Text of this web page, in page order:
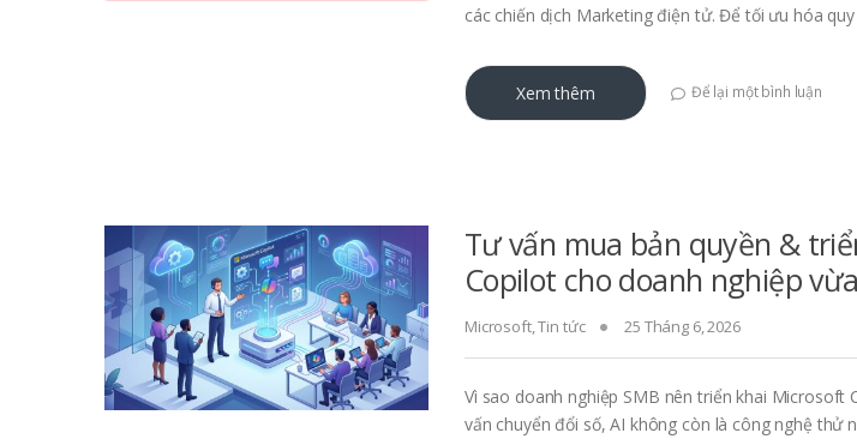
các chiến dịch Marketing điện tử. Để tối ưu hóa
Xem thêm Để lại một bình luận
Tư vấn mua bản quyền &
Copilot cho doanh nghiệp
Microsoft,Tin tức 25 Tháng 6, 2026
Vì sao doanh nghiệp SMB nên triển khai Microsoft
vấn chuyển đổi số, AI không còn là công nghệ thử